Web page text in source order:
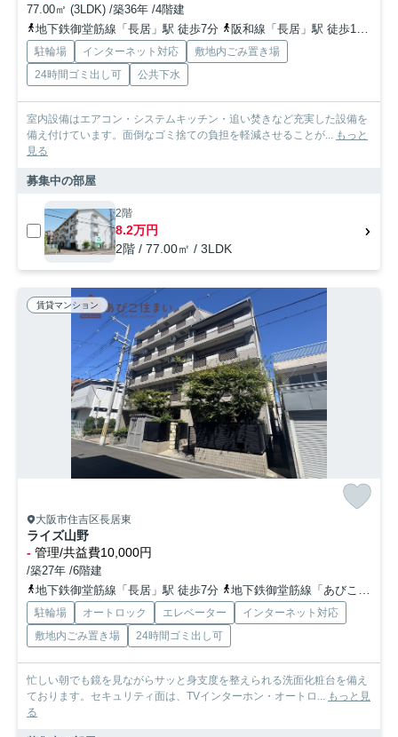
77.00㎡ (3LDK) /築36年 /4階建
地下鉄御堂筋線「長居」駅 徒歩7分
阪和線「長居」駅 徒歩11分
駐輪場 インターネット対応
敷地内ごみ置き場
24時間ゴミ出し可
公共下水
室内設備はエアコン・システムキッチン・追い焚きなど充実した設備を
備え付けています。面倒なゴミ捨ての負担を軽減させることが...
もっと
見る
募集中の部屋
2階
8.2万円
2階 / 77.00㎡ / 3LDK
賃貸マンション
大阪市住吉区長居東
ライズ山野
- 管理/共益費10,000円
/築27年 /6階建
地下鉄御堂筋線「長居」駅 徒歩7分
地下鉄御堂筋線「あびこ」駅 徒歩14分
駐輪場 オートロック エレベーター
インターネット対応
敷地内ごみ置き場
24時間ゴミ出し可
忙しい朝でも鏡を見ながらサッと身支度を整えられる洗面化粧台を備え
ております。セキュリティ面は、TVインターホン・オートロ...
もっと見
る